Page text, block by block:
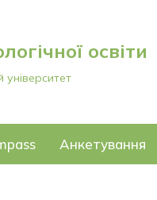
освіти
Анкетування